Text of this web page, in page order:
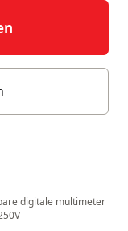
digitale multimeter